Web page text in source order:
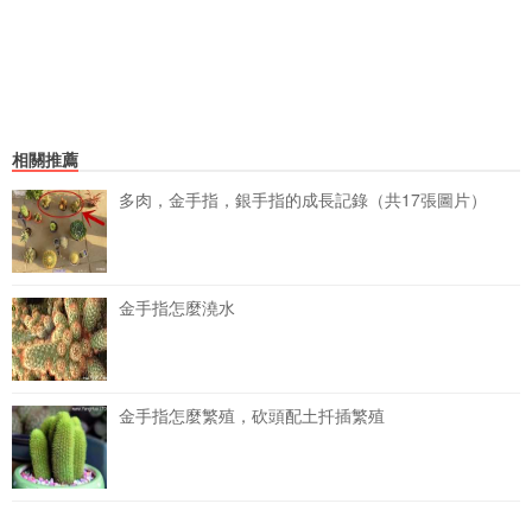
相關推薦
多肉，金手指，銀手指的成長記錄（共17張圖片）
金手指怎麼澆水
金手指怎麼繁殖，砍頭配土扦插繁殖